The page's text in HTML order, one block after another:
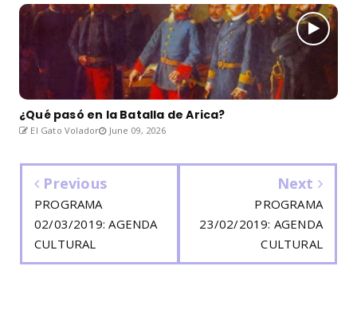
¿Qué pasó en la Batalla de Arica?
El Gato Volador June 09, 2026
Previous
PROGRAMA
02/03/2019: AGENDA
CULTURAL
Next
PROGRAMA
23/02/2019: AGENDA
CULTURAL